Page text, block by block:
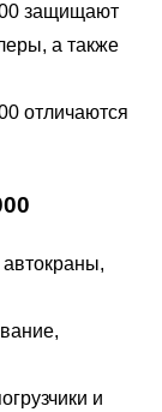
защищают
а также
отличаются
и